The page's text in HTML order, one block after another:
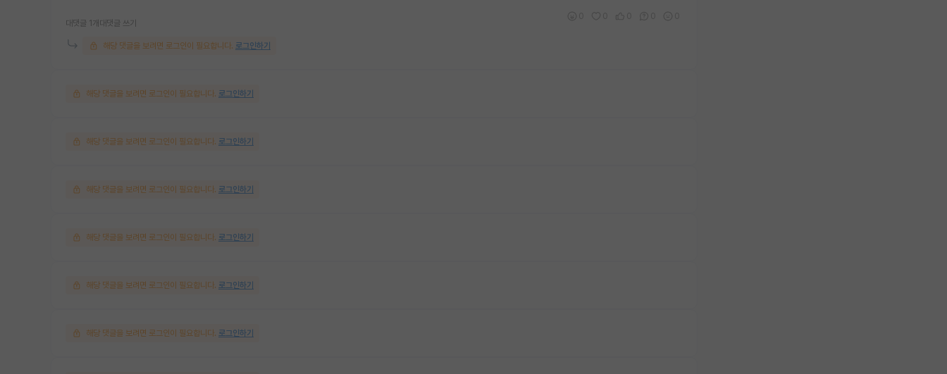
대댓글 1개 대댓글 쓰기
해당 댓글을 보려면 로그인이 필요합니다. 로그인하기
해당 댓글을 보려면 로그인이 필요합니다. 로그인하기
해당 댓글을 보려면 로그인이 필요합니다. 로그인하기
해당 댓글을 보려면 로그인이 필요합니다. 로그인하기
해당 댓글을 보려면 로그인이 필요합니다. 로그인하기
해당 댓글을 보려면 로그인이 필요합니다. 로그인하기
해당 댓글을 보려면 로그인이 필요합니다. 로그인하기